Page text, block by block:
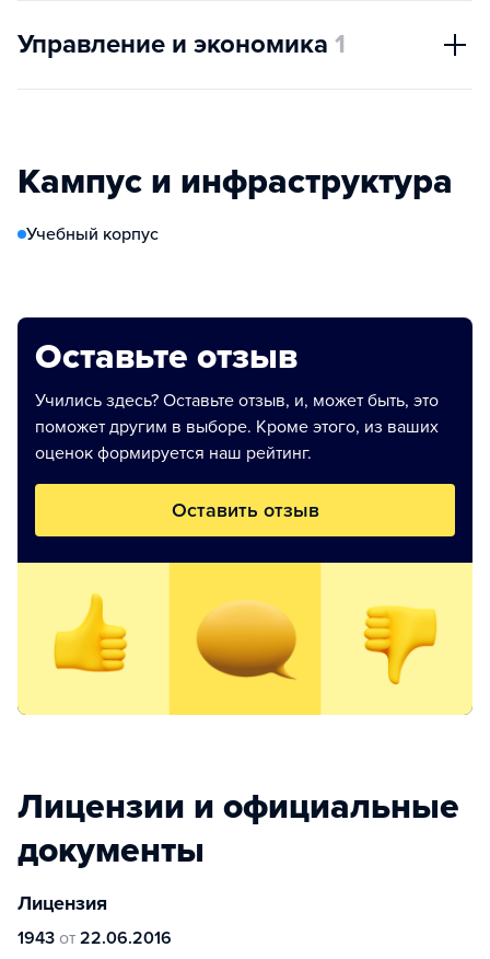
Управление и экономика 1
Кампус и инфраструктура
Учебный корпус
Оставьте отзыв
Учились здесь? Оставьте отзыв, и, может быть, это
поможет другим в выборе. Кроме этого, из ваших
оценок формируется наш рейтинг.
Оставить отзыв
Лицензии и официальные
документы
Лицензия
1943 от 22.06.2016